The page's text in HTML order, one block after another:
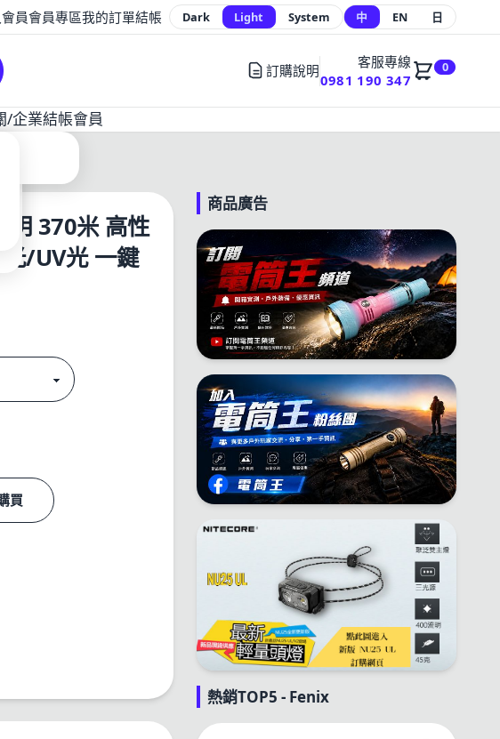
員會員專區我的訂單結帳 Dark Light System 中 EN 日
訂購說明
客服專線
0981 190 347
0
/企業結帳會員
明 370米 高性
光/UV光 一鍵
買
商品廣告
熱銷TOP5 - Fenix